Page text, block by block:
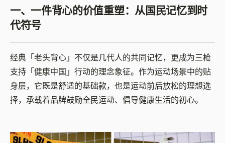
一、一件背心的价值重塑：从国民记忆到时
代符号
经典「老头背心」不仅是几代人的共同记忆，更成为三枪
支持「健康中国」行动的理念象征。作为运动场景中的贴
身层，它既是舒适的基础款，也是运动前后放松的理想选
择，承载着品牌鼓励全民运动、倡导健康生活的初心。